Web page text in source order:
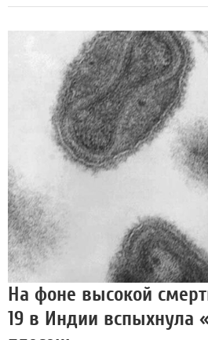
На фоне высокой
19 в Индии вспыхнула